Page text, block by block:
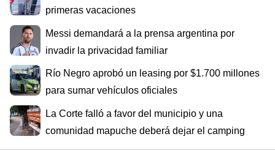
primeras vacaciones
Messi demandará a la prensa argentina por
invadir la privacidad familiar
Río Negro aprobó un leasing por $1.700 millones
para sumar vehículos oficiales
La Corte falló a favor del municipio y una
comunidad mapuche deberá dejar el camping